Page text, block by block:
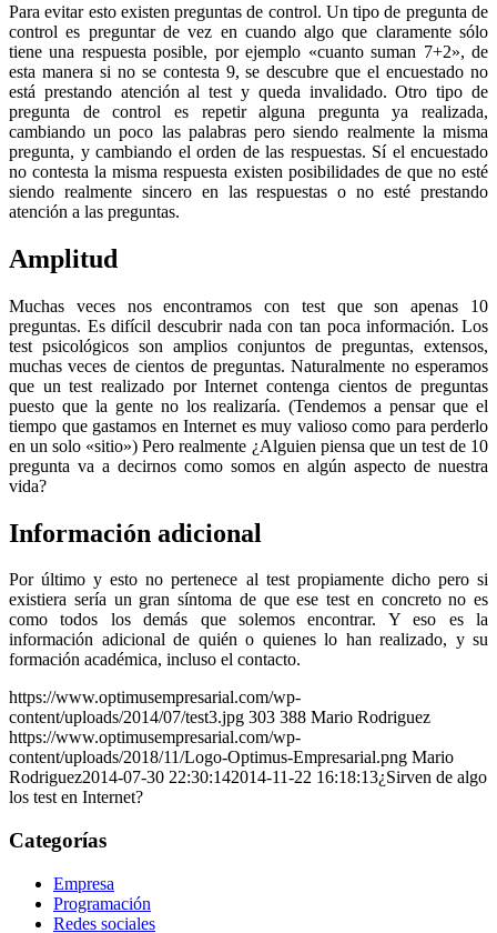
Para evitar esto existen preguntas de control. Un tipo de pregunta de
control es preguntar de vez en cuando algo que claramente sólo
tiene una respuesta posible, por ejemplo «cuanto suman 7+2», de
esta manera si no se contesta 9, se descubre que el encuestado no
está prestando atención al test y queda invalidado. Otro tipo de
pregunta de control es repetir alguna pregunta ya realizada,
cambiando un poco las palabras pero siendo realmente la misma
pregunta, y cambiando el orden de las respuestas. Sí el encuestado
no contesta la misma respuesta existen posibilidades de que no esté
siendo realmente sincero en las respuestas o no esté prestando
atención a las preguntas.
Amplitud
Muchas veces nos encontramos con test que son apenas 10
preguntas. Es difícil descubrir nada con tan poca información. Los
test psicológicos son amplios conjuntos de preguntas, extensos,
muchas veces de cientos de preguntas. Naturalmente no esperamos
que un test realizado por Internet contenga cientos de preguntas
puesto que la gente no los realizaría. (Tendemos a pensar que el
tiempo que gastamos en Internet es muy valioso como para perderlo
en un solo «sitio») Pero realmente ¿Alguien piensa que un test de 10
pregunta va a decirnos como somos en algún aspecto de nuestra
vida?
Información adicional
Por último y esto no pertenece al test propiamente dicho pero si
existiera sería un gran síntoma de que ese test en concreto no es
como todos los demás que solemos encontrar. Y eso es la
información adicional de quién o quienes lo han realizado, y su
formación académica, incluso el contacto.
https://www.optimusempresarial.com/wp-
content/uploads/2014/07/test3.jpg 303 388 Mario Rodriguez
https://www.optimusempresarial.com/wp-
content/uploads/2018/11/Logo-Optimus-Empresarial.png Mario
Rodriguez2014-07-30 22:30:142014-11-22 16:18:13¿Sirven de algo
los test en Internet?
Categorías
Empresa
Programación
Redes sociales